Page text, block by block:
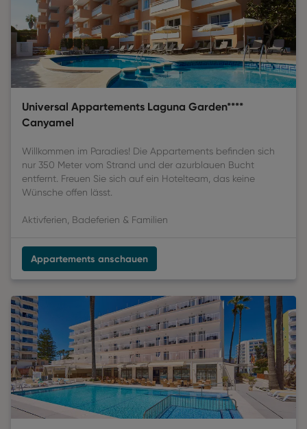
Universal Appartements Laguna Garden****
Canyamel
Willkommen im Paradies! Die Appartements befinden sich
nur 350 Meter vom Strand und der azurblauen Bucht
entfernt. Freuen Sie sich auf ein Hotelteam, das keine
Wünsche offen lässt.
Aktivferien, Badeferien & Familien
Appartements anschauen